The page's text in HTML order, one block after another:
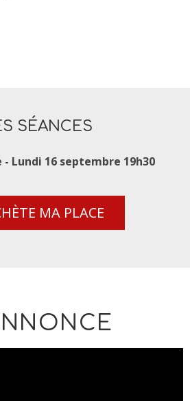
SÉANCES
- Lundi 16 septembre 19h30
MA PLACE